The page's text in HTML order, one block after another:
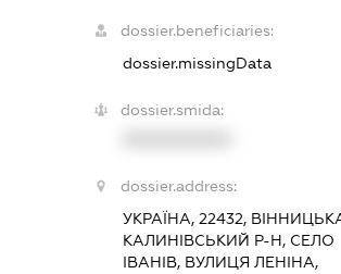
dossier.beneficiaries:
dossier.missingData
dossier.smida:
dossier.address:
УКРАЇНА, 22432,
КАЛИНІВСЬКИЙ Р-Н, СЕЛО
ІВАНІВ, ВУЛИЦЯ ЛЕНІНА,